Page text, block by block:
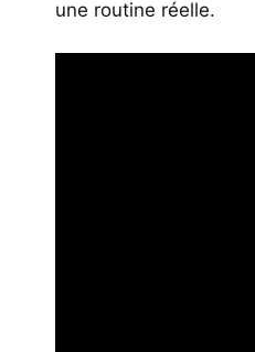
une routine réelle.